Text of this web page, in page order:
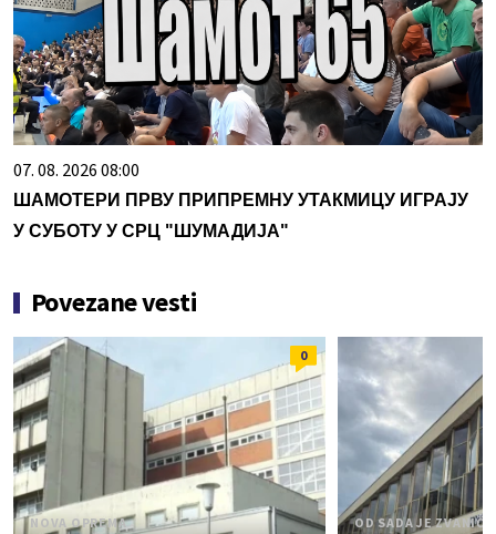
07. 08. 2026 08:00
ШАМОТЕРИ ПРВУ ПРИПРЕМНУ УТАКМИЦУ ИГРАЈУ
У СУБОТУ У СРЦ "ШУМАДИЈА"
Povezane vesti
0
NOVA OPREMA OD SADA JE